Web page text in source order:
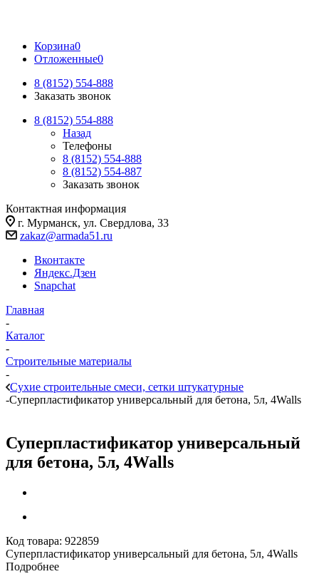
Корзина0
Отложенные0
8 (8152) 554-888
Заказать звонок
8 (8152) 554-888
Назад
Телефоны
8 (8152) 554-888
8 (8152) 554-887
Заказать звонок
Контактная информация
г. Мурманск, ул. Свердлова, 33
zakaz@armada51.ru
Вконтакте
Яндекс.Дзен
Snapchat
Главная
-
Каталог
-
Строительные материалы
-
Сухие строительные смеси, сетки штукатурные
-Суперпластификатор универсальный для бетона, 5л, 4Walls
Суперпластификатор универсальный
для бетона, 5л, 4Walls
Код товара: 922859
Суперпластификатор универсальный для бетона, 5л, 4Walls
Подробнее